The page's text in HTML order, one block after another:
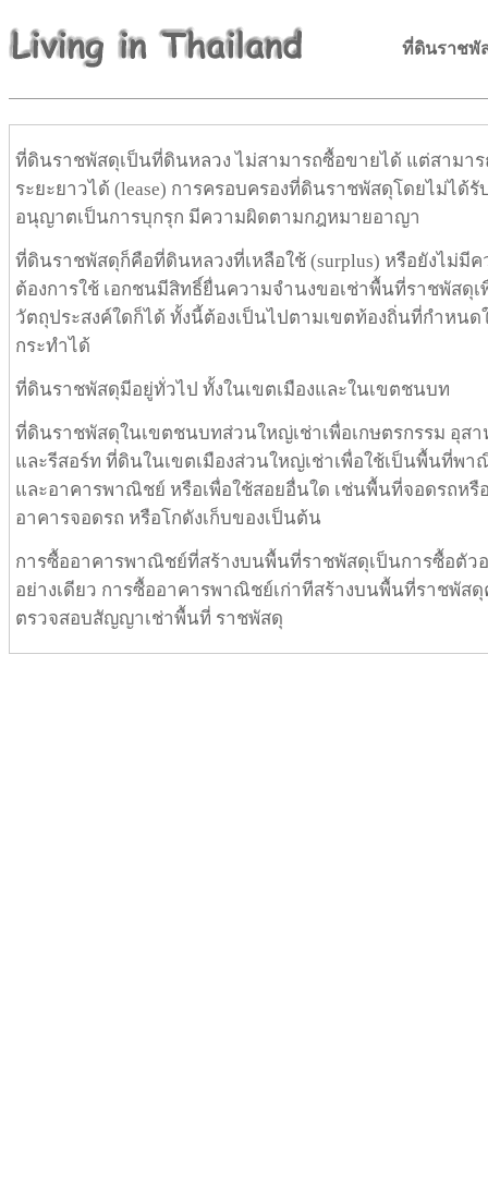
ที่ดินราชพัส
ที่ดินราชพัสดุเป็นที่ดินหลวง ไม่สามารถซื้อขายได้ แต่สามาร
ระยะยาวได้ (lease) การครอบครองที่ดินราชพัสดุโดยไม่ได้รั
อนุญาตเป็นการบุกรุก มีความผิดตามกฎหมายอาญา
ที่ดินราชพัสดุก็คือที่ดินหลวงที่เหลือใช้ (surplus) หรือยังไม่มีค
ต้องการใช้ เอกชนมีสิทธิ์ยื่นความจำนงขอเช่าพื้นที่ราชพัสดุเ
วัตถุประสงค์ใดก็ได้ ทั้งนี้ต้องเป็นไปตามเขตท้องถิ่นที่กำหนด
กระทำได้
ที่ดินราชพัสดุมีอยู่ทั่วไป ทั้งในเขตเมืองและในเขตชนบท
ที่ดินราชพัสดุในเขตชนบทส่วนใหญ่เช่าเพื่อเกษตรกรรม อุสา
และรีสอร์ท ที่ดินในเขตเมืองส่วนใหญ่เช่าเพื่อใช้เป็นพื้นที่พา
และอาคารพาณิชย์ หรือเพื่อใช้สอยอื่นใด เช่นพื้นที่จอดรถหรื
อาคารจอดรถ หรือโกดังเก็บของเป็นต้น
การซื้ออาคารพาณิชย์ที่สร้างบนพื้นที่ราชพัสดุเป็นการซื้อตัว
อย่างเดียว การซื้ออาคารพาณิชย์เก่าทีสร้างบนพื้นที่ราชพัสดุ
ตรวจสอบสัญญาเช่าพื้นที่ ราชพัสดุ